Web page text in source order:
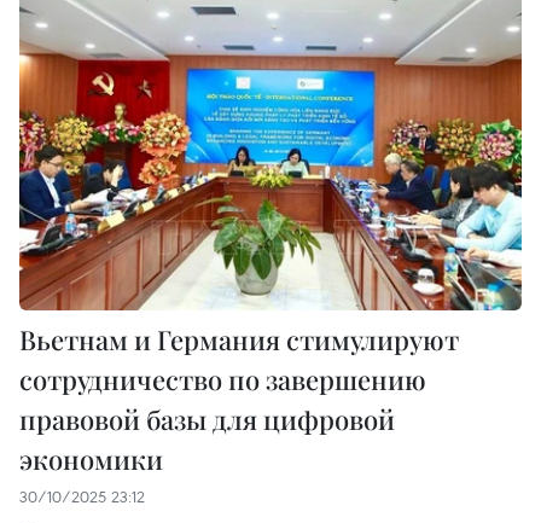
Вьетнам и Германия стимулируют
сотрудничество по завершению
правовой базы для цифровой
экономики
30/10/2025 23:12